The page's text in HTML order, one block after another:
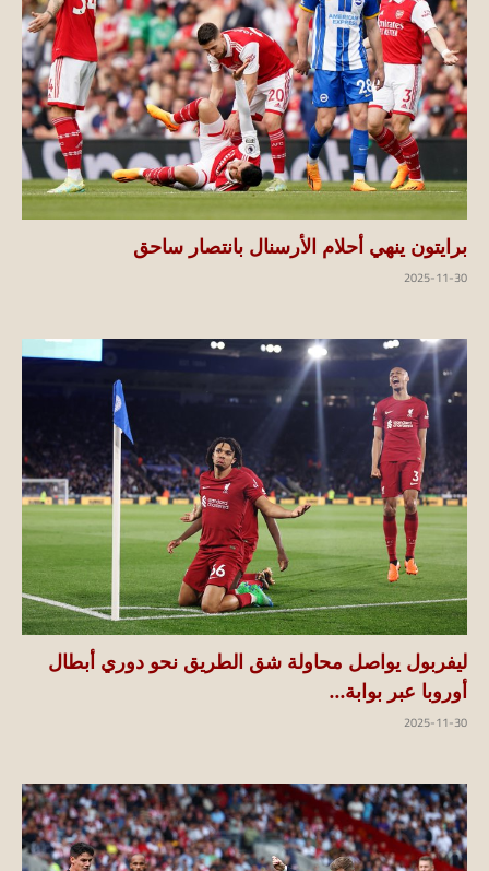
برايتون ينهي أحلام الأرسنال بانتصار ساحق
2025-11-30
ليفربول يواصل محاولة شق الطريق نحو دوري أبطال
أوروبا عبر بوابة...
2025-11-30